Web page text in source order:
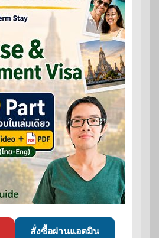
สั่งซื้อผ่านแอดมิน